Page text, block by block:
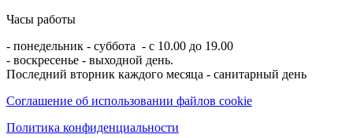
Часы работы
- понедельник - суббота - с 10.00 до 19.00
- воскресенье - выходной день.
Последний вторник каждого месяца - санитарный день
Соглашение об использовании файлов cookie
Политика конфиденциальности